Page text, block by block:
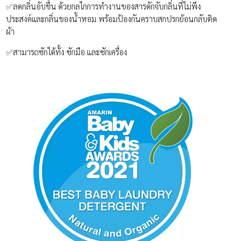
✅ลดกลิ่นอับชื้น ด้วยกลไกการทำงานของสารดักจับกลิ่นที่ไม่พึง
ประสงค์และกลิ่นของน้ำหอม พร้อมป้องกันคราบสกปรกย้อนกลับติด
ผ้า
✅สามารถซักได้ทั้ง ซักมือ และซักเครื่อง